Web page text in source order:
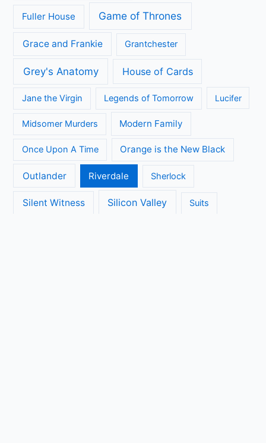
Fuller House Game of Thrones
Grace and Frankie Grantchester
Grey's Anatomy House of Cards
Jane the Virgin Legends of Tomorrow Lucifer
Midsomer Murders Modern Family
Once Upon A Time Orange is the New Black
Outlander Riverdale Sherlock
Silent Witness Silicon Valley Suits